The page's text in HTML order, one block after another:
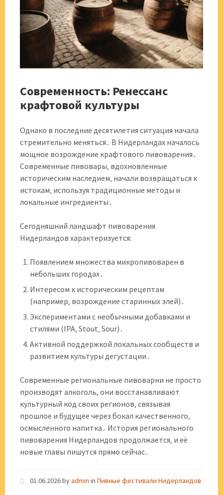
Современность: Ренессанс
крафтовой культуры
Однако в последние десятилетия ситуация начала
стремительно меняться․ В Нидерландах началось
мощное возрождение крафтового пивоварения․
Современные пивовары‚ вдохновленные
историческим наследием‚ начали возвращаться к
истокам‚ используя традиционные методы и
локальные ингредиенты․
Сегодняшний ландшафт пивоварения
Нидерландов характеризуется:
Появлением множества микропивоварен в
небольших городах․
Интересом к историческим рецептам
(например‚ возрождение старинных элей)․
Экспериментами с необычными добавками и
стилями (IPA‚ Stout‚ Sour)․
Активной поддержкой локальных сообществ и
развитием культуры дегустации․
Современные региональные пивоварни не просто
производят алкоголь, они восстанавливают
культурный код своих регионов‚ связывая
прошлое и будущее через бокал качественного‚
осмысленного напитка․ История регионального
пивоварения Нидерландов продолжается‚ и её
новые главы пишутся прямо сейчас․
01.06.2026byadmin in Пивные фестивали Нидерландов